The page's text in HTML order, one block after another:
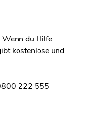
Wenn du Hilfe
kostenlose und
222 555